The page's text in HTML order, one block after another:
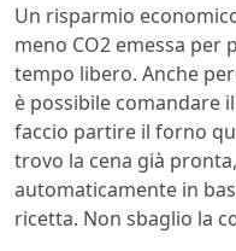
Un risparmio
meno CO2 emessa per
tempo libero. Anche
è possibile comandare
faccio partire il forno
trovo la cena già
automaticamente in
ricetta. Non sbaglio la